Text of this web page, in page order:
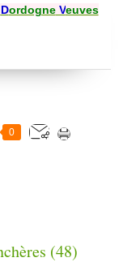
DordogneVeuves
0